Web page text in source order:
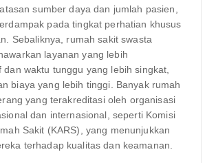
sumber daya dan jumlah pasien,
pada tingkat perhatian khusus
Sebaliknya, rumah sakit swasta
layanan yang lebih
dan waktu tunggu yang lebih singkat,
biaya yang lebih tinggi. Banyak rumah
yang terakreditasi oleh organisasi
dan internasional, seperti Komisi
Sakit (KARS), yang menunjukkan
terhadap kualitas dan keamanan.